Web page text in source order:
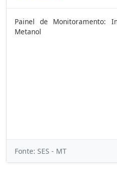
Painel de Monitoramento:
Metanol
Fonte: SES - MT